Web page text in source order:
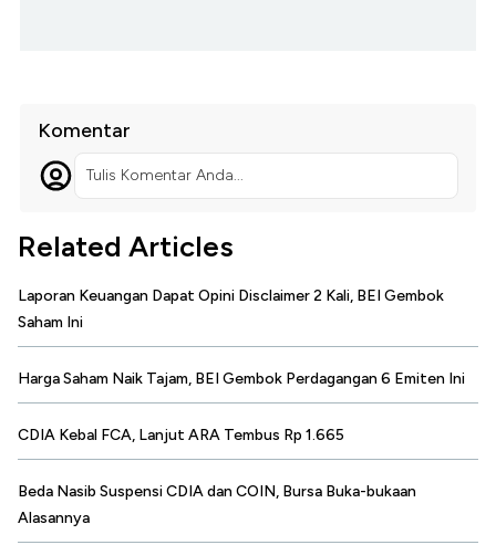
Komentar
Tulis Komentar Anda...
Related Articles
Laporan Keuangan Dapat Opini Disclaimer 2 Kali, BEI Gembok
Saham Ini
Harga Saham Naik Tajam, BEI Gembok Perdagangan 6 Emiten Ini
CDIA Kebal FCA, Lanjut ARA Tembus Rp 1.665
Beda Nasib Suspensi CDIA dan COIN, Bursa Buka-bukaan
Alasannya